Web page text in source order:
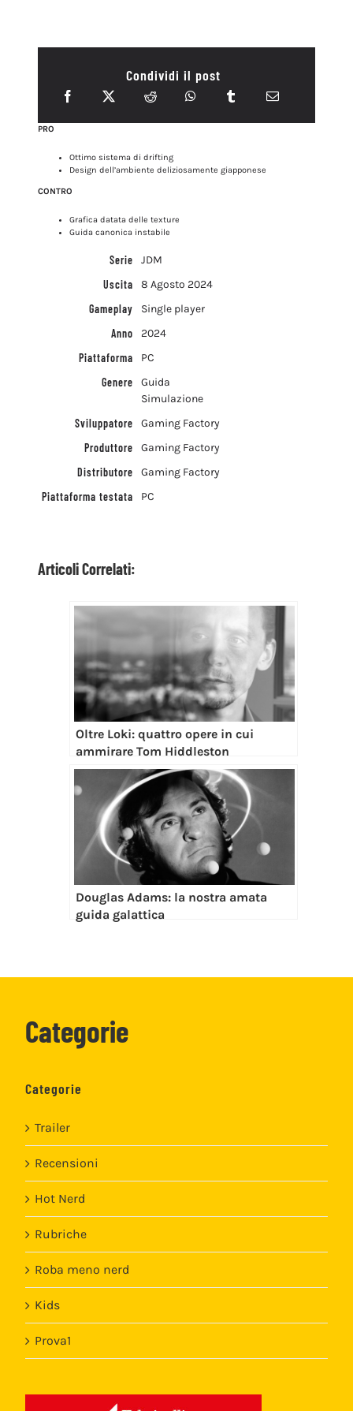
Condividi il post
PRO
Ottimo sistema di drifting
Design dell’ambiente deliziosamente giapponese
CONTRO
Grafica datata delle texture
Guida canonica instabile
Serie
JDM
Uscita
8 Agosto 2024
Gameplay
Single player
Anno
2024
Piattaforma
PC
Genere
Guida
Simulazione
Sviluppatore
Gaming Factory
Produttore
Gaming Factory
Distributore
Gaming Factory
Piattaforma testata
PC
Articoli Correlati:
Oltre Loki: quattro opere in cui
ammirare Tom Hiddleston
Douglas Adams: la nostra amata
guida galattica
Categorie
Categorie
Trailer
Recensioni
Hot Nerd
Rubriche
Roba meno nerd
Kids
Prova1